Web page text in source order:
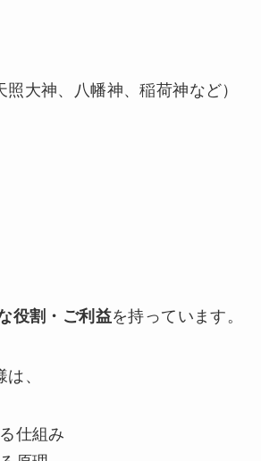
大神、八幡神、稲荷神など）
役割・ご利益を持っています。
、
仕組み